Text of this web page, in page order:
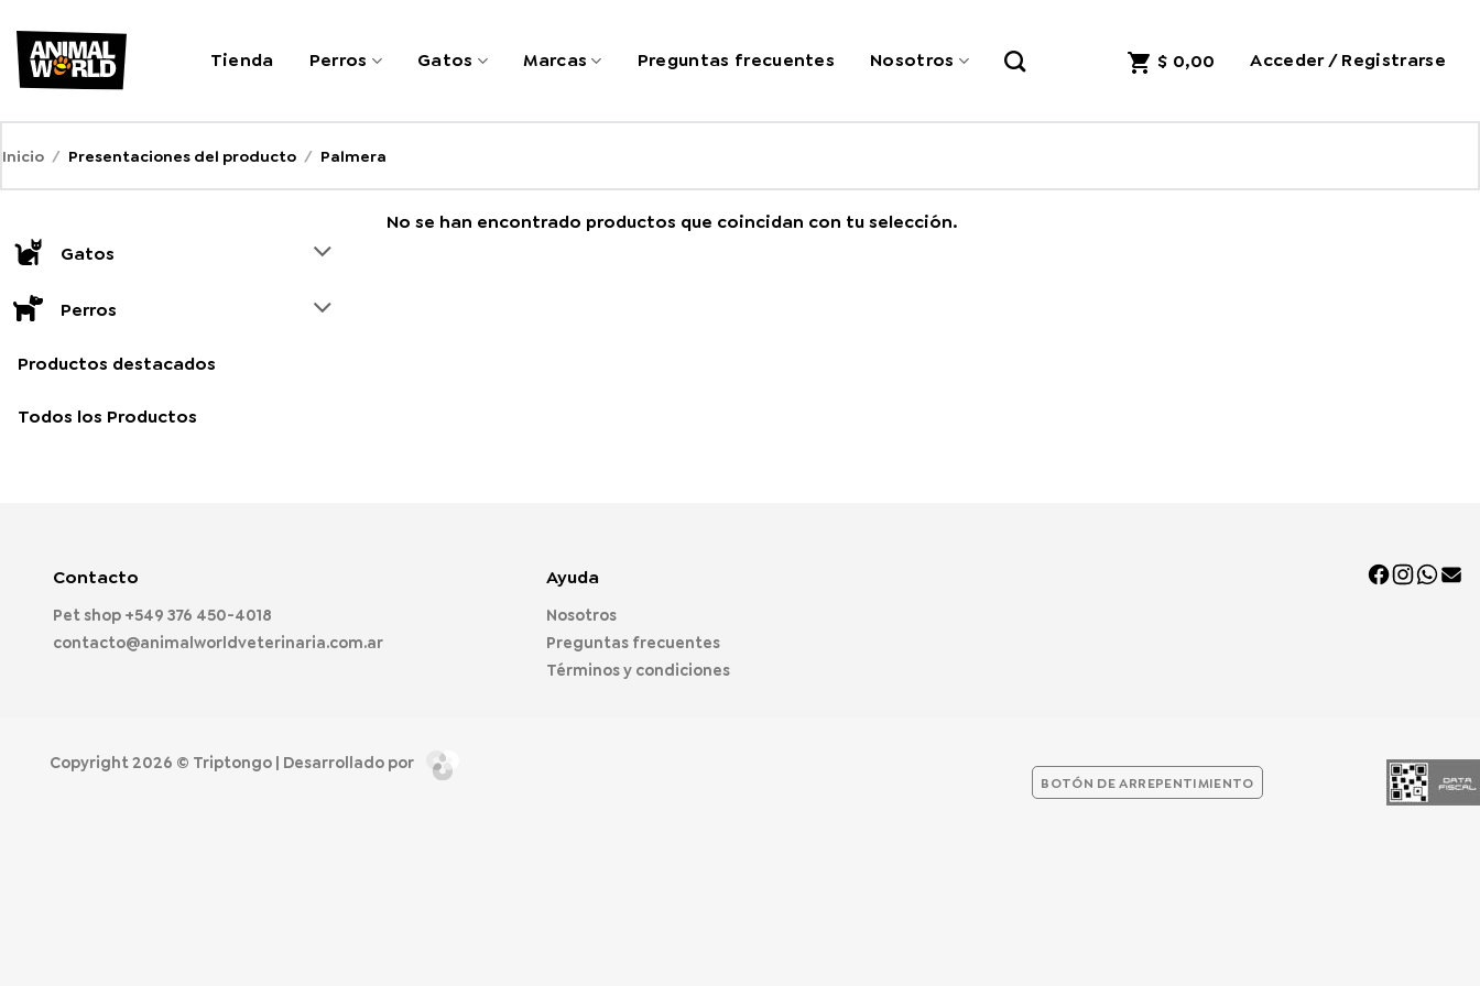
contenido
Tienda Perros Gatos Marcas Preguntas frecuentes Nosotros $ 0,00 Acceder / Registrarse
Inicio / Presentaciones del producto / Palmera
Gatos
Perros
Productos destacados
Todos los Productos
No se han encontrado productos que coincidan con tu selección.
Contacto
Pet shop +549 376 450-4018
contacto@animalworldveterinaria.com.ar
Ayuda
Nosotros
Preguntas frecuentes
Términos y condiciones
BOTÓN DE ARREPENTIMIENTO
Copyright 2026 © Triptongo | Desarrollado por